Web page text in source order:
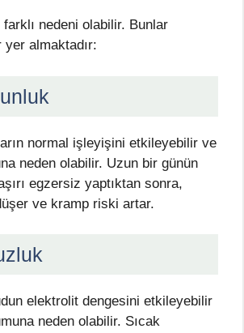
farklı nedeni olabilir. Bunlar
yer almaktadır:
normal işleyişini etkileyebilir ve
neden olabilir. Uzun bir günün
egzersiz yaptıktan sonra,
ve kramp riski artar.
elektrolit dengesini etkileyebilir
neden olabilir. Sıcak